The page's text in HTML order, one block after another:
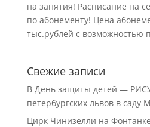
на занятия! Расписание на
по абонементу! Цена
тыс.рублей с возможностью
Свежие записи
В День защиты детей —
петербургских львов в саду
Цирк Чинизелли на